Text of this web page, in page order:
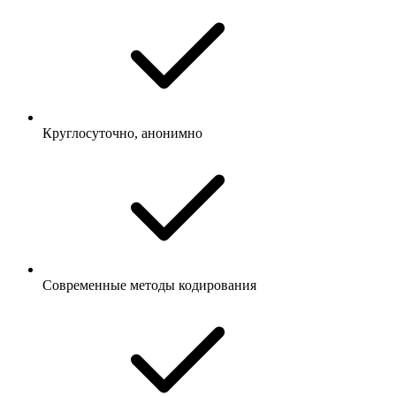
Круглосуточно, анонимно
Современные методы кодирования